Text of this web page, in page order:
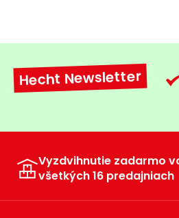
Hecht Newsletter
Vyzdvihnutie zadarmo
všetkých 16 predajniach